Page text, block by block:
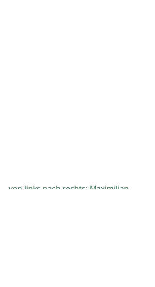
von links nach rechts: Maximilian